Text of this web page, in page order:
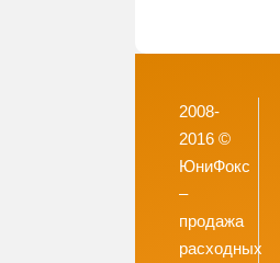
2008-
2016 ©
ЮниФокс
–
продажа
расходных